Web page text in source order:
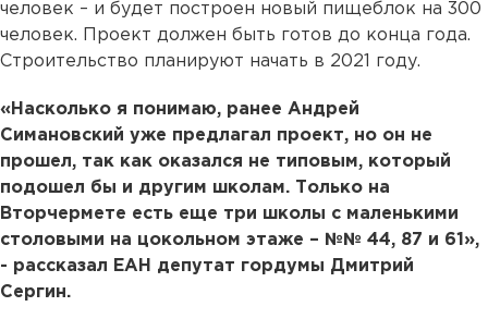
человек – и будет построен новый пищеблок на 300
человек. Проект должен быть готов до конца года.
Строительство планируют начать в 2021 году.
«Насколько я понимаю, ранее Андрей
Симановский уже предлагал проект, но он не
прошел, так как оказался не типовым, который
подошел бы и другим школам. Только на
Вторчермете есть еще три школы с маленькими
столовыми на цокольном этаже – №№ 44, 87 и 61»,
- рассказал ЕАН депутат гордумы Дмитрий
Сергин.